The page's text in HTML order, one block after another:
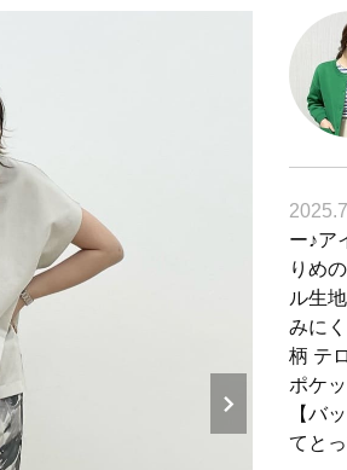
ー♪ア
りめ
ル生
みに
柄 テ
ポケ
【バ
てと